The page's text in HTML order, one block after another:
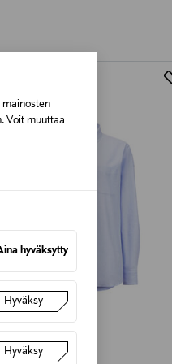
mainosten
Voit muuttaa
hyväksytty
Hyväksy
Hyväksy
valittuun osoitteeseen.
ALE –60%